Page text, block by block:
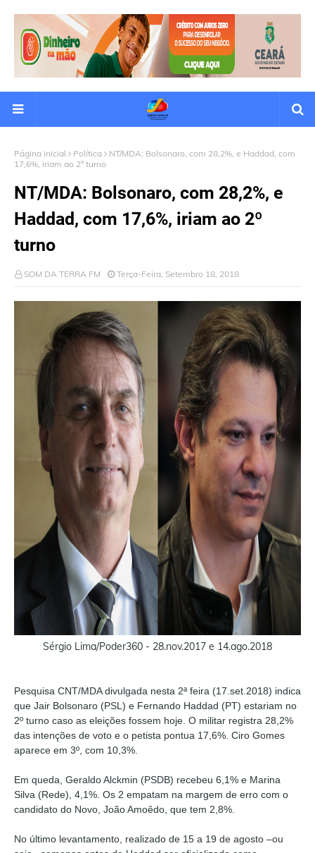
Página inicial Política
NT/MDA: Bolsonaro, com 28,2%, e Haddad, com
17,6%, iriam ao 2º turno
NT/MDA: Bolsonaro, com 28,2%, e
Haddad, com 17,6%, iriam ao 2º
turno
SOM DA TERRA FM Terça-Feira, Setembro 18, 2018
Sérgio Lima/Poder360 - 28.nov.2017 e 14.ago.2018
Pesquisa CNT/MDA divulgada nesta 2ª feira (17.set.2018) indica
que Jair Bolsonaro (PSL) e Fernando Haddad (PT) estariam no
2º turno caso as eleições fossem hoje. O militar registra 28,2%
das intenções de voto e o petista pontua 17,6%. Ciro Gomes
aparece em 3º, com 10,3%.
Em queda, Geraldo Alckmin (PSDB) recebeu 6,1% e Marina
Silva (Rede), 4,1%. Os 2 empatam na margem de erro com o
candidato do Novo, João Amoêdo, que tem 2,8%.
No último levantamento, realizado de 15 a 19 de agosto –ou